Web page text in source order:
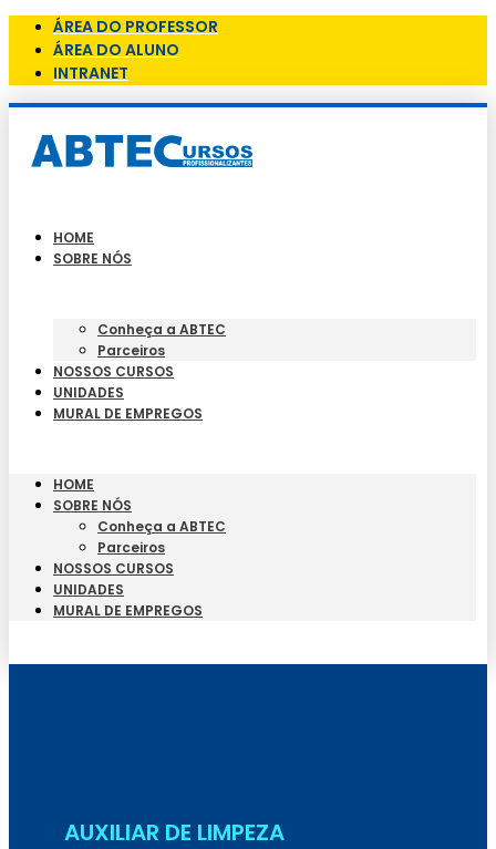
ÁREA DO PROFESSOR
ÁREA DO ALUNO
INTRANET
HOME
SOBRE NÓS
Conheça a ABTEC
Parceiros
NOSSOS CURSOS
UNIDADES
MURAL DE EMPREGOS
HOME
SOBRE NÓS
Conheça a ABTEC
Parceiros
NOSSOS CURSOS
UNIDADES
MURAL DE EMPREGOS
AUXILIAR DE LIMPEZA